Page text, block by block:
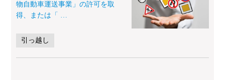
物自動車運送事業」の許可を取
得、または「 …
引っ越し